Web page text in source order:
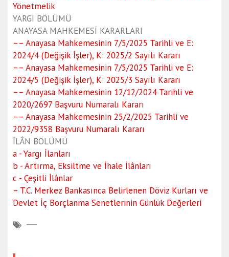
Yönetmelik
YARGI BÖLÜMÜ
ANAYASA MAHKEMESİ KARARLARI
–– Anayasa Mahkemesinin 7/5/2025 Tarihli ve E:
2024/4 (Değişik İşler), K: 2025/2 Sayılı Kararı
–– Anayasa Mahkemesinin 7/5/2025 Tarihli ve E:
2024/5 (Değişik İşler), K: 2025/3 Sayılı Kararı
–– Anayasa Mahkemesinin 12/12/2024 Tarihli ve
2020/2697 Başvuru Numaralı Kararı
–– Anayasa Mahkemesinin 25/2/2025 Tarihli ve
2022/9358 Başvuru Numaralı Kararı
İLÂN BÖLÜMÜ
a - Yargı İlanları
b - Artırma, Eksiltme ve İhale İlânları
c - Çeşitli İlânlar
– T.C. Merkez Bankasınca Belirlenen Döviz Kurları ve
Devlet İç Borçlanma Senetlerinin Günlük Değerleri